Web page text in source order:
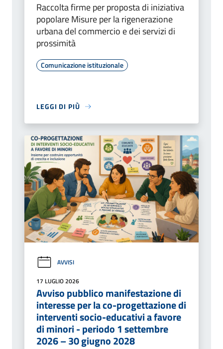
Raccolta firme per proposta di iniziativa
popolare Misure per la rigenerazione
urbana del commercio e dei servizi di
prossimità
Comunicazione istituzionale
LEGGI DI PIÙ
AVVISI
17 LUGLIO 2026
Avviso pubblico manifestazione di
interesse per la co-progettazione di
interventi socio-educativi a favore
di minori - periodo 1 settembre
2026 – 30 giugno 2028